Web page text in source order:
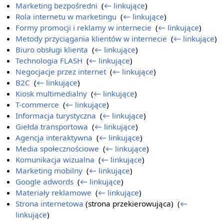
Marketing bezpośredni ‎(← linkujące)
Rola internetu w marketingu ‎(← linkujące)
Formy promocji i reklamy w internecie ‎(← linkujące)
Metody przyciągania klientów w internecie ‎(← linkujące)
Biuro obsługi klienta ‎(← linkujące)
Technologia FLASH ‎(← linkujące)
Negocjacje przez internet‎(← linkujące)
B2C ‎(← linkujące)
Kiosk multimedialny ‎(← linkujące)
T-commerce ‎(← linkujące)
Informacja turystyczna ‎(← linkujące)
Giełda transportowa ‎(← linkujące)
Agencja interaktywna ‎(← linkujące)
Media społecznościowe ‎(← linkujące)
Komunikacja wizualna ‎(← linkujące)
Marketing mobilny ‎(← linkujące)
Google adwords ‎(← linkujące)
Materiały reklamowe ‎(← linkujące)
Strona internetowa (strona przekierowująca) ‎(←
linkujące)